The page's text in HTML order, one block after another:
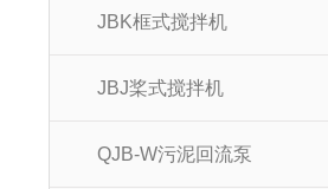
JBK框式搅拌机
JBJ桨式搅拌机
QJB-W污泥回流泵